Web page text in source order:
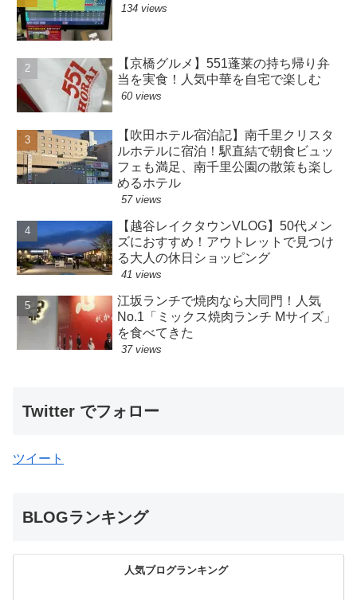
134 views
【京橋グルメ】551蓬莱の持ち帰り弁
当を実食！人気中華を自宅で楽しむ
60 views
【吹田ホテル宿泊記】南千里クリスタ
ルホテルに宿泊！駅直結で朝食ビュッ
フェも満足、南千里公園の散策も楽し
めるホテル
57 views
【越谷レイクタウンVLOG】50代メン
ズにおすすめ！アウトレットで見つけ
る大人の休日ショッピング
41 views
江坂ランチで焼肉なら大同門！人気
No.1「ミックス焼肉ランチ Mサイズ」
を食べてきた
37 views
Twitter でフォロー
ツイート
BLOGランキング
人気ブログランキング